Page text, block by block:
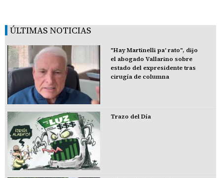
ÚLTIMAS NOTICIAS
"Hay Martinelli pa' rato", dijo
el abogado Vallarino sobre
estado del expresidente tras
cirugía de columna
Trazo del Día